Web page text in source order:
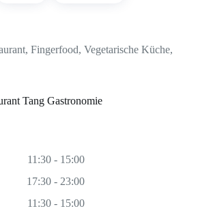
Fingerfood, Vegetarische Küche,
Tang Gastronomie
11:30 - 15:00
17:30 - 23:00
11:30 - 15:00